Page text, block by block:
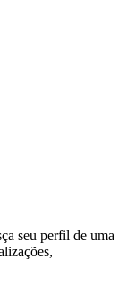
seu perfil de uma